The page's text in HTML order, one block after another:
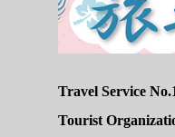
Travel Service
Tourist